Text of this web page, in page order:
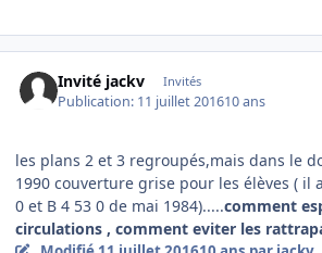
Invité jackv Invités
Publication: 11 juillet 201610 ans
les plans 2 et 3 regroupés,mais dans le
1990 couverture grise pour les élèves ( il
0 et B 4 53 0 de mai 1984).....comment
circulations , comment eviter les